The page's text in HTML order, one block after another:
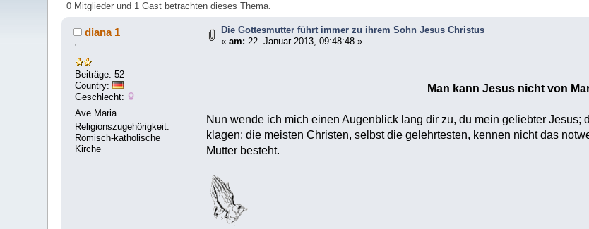
0 Mitglieder und 1 Gast betrachten dieses Thema.
diana 1
'
Beiträge: 52
Country:
Geschlecht:
Ave Maria ...
Religionszugehörigkeit:
Römisch-katholische
Kirche
Die Gottesmutter führt immer zu ihrem Sohn Jesus Christus
«am: 22. Januar 2013, 09:48:48 »
Man kann Jesus nicht von
Nun wende ich mich einen Augenblick lang dir zu, du mein geliebter
klagen: die meisten Christen, selbst die gelehrtesten, kennen nicht das
Mutter besteht.